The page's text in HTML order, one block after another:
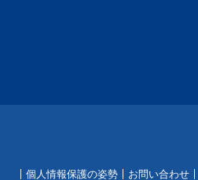
個人情報保護の姿勢 お問い合わせ